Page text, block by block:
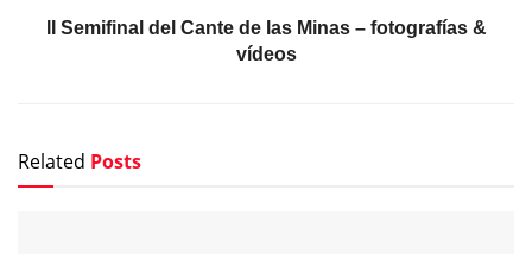
II Semifinal del Cante de las Minas – fotografías &
vídeos
Related Posts